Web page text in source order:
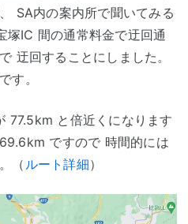
SA内の案内所で聞いてみる
塚IC 間の通常料金で迂回通
迂回することにしました。
す。
77.5km と倍近くになります
ですので 時間的には
（ ルート詳細）